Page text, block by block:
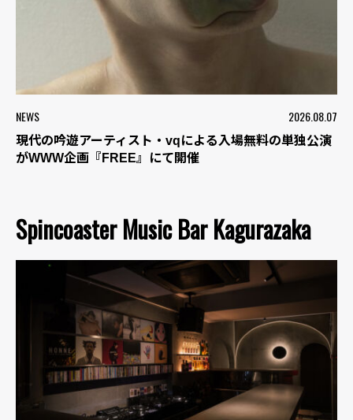
NEWS 2026.08.07
現代の吟遊アーティスト・vqによる入場無料の単独公演
がWWW企画『FREE』にて開催
Spincoaster Music Bar Kagurazaka